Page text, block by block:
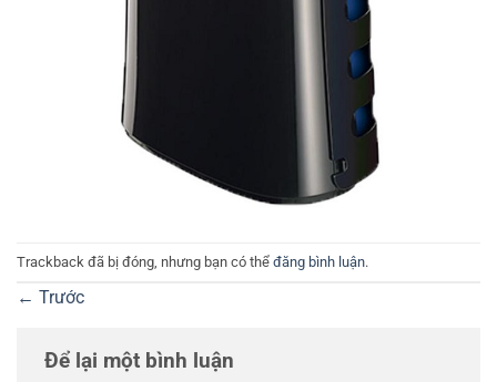
Trackback đã bị đóng, nhưng bạn có thể đăng bình luận.
← Trước
Để lại một bình luận